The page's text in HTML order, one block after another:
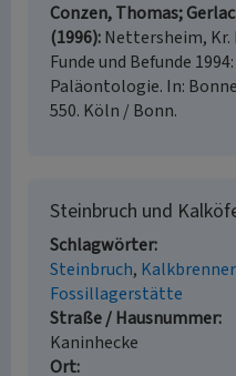
Conzen, Thomas;
(1996) Nettersheim, Kr.
Funde und Befunde
Paläontologie. In:
550. Köln / Bonn.
Steinbruch und
Schlagwörter
Steinbruch
Fossillagerstätte
Straße / Hausnummer
Kaninhecke
Ort